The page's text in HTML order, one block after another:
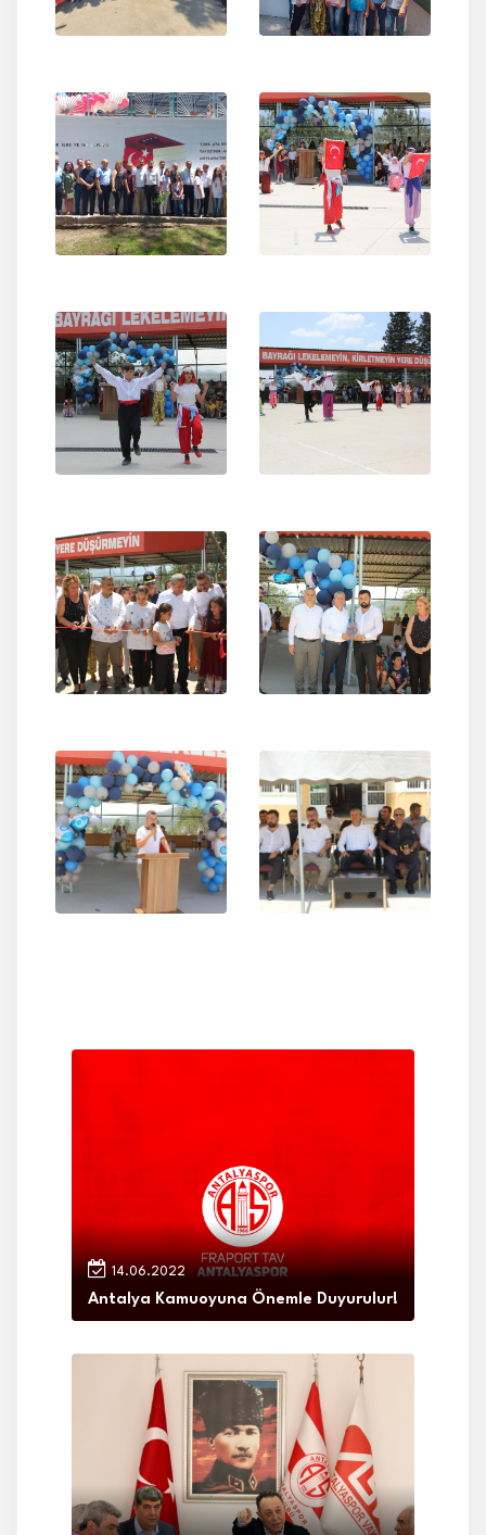
14.06.2022
Antalya Kamuoyuna Önemle Duyurulur!